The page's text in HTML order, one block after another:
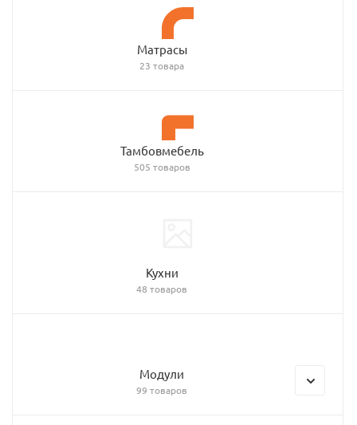
Матрасы
23 товара
Тамбовмебель
505 товаров
Кухни
48 товаров
Модули
99 товаров